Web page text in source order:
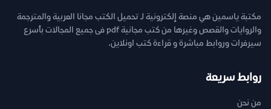
مكتبة ياسمين هي منصة إلكترونية لـ تحميل الكتب مجانا العربية والمترجمة
والروايات والقصص وغيرها من كتب مجانية pdf فى جميع المجالات بأسرع
سيرفرات وروابط مباشرة و قراءة كتب اونلاين.
روابط سريعة
من نحن